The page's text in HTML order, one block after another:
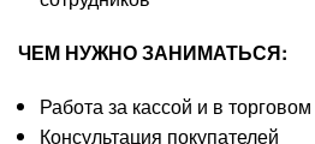
ЧЕМ НУЖНО ЗАНИМАТЬСЯ:
Работа за кассой и в
Консультация покупателей